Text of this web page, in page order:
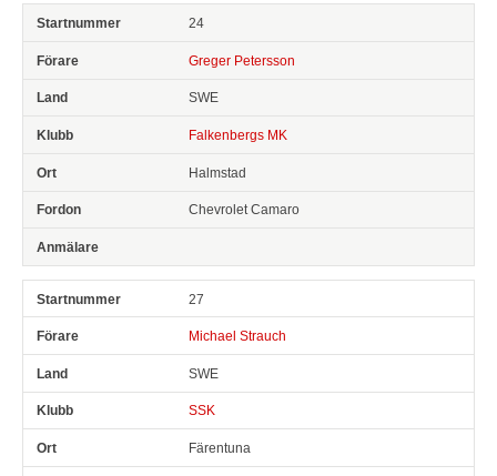
24
Greger Petersson
SWE
Falkenbergs MK
Halmstad
Chevrolet Camaro
27
Michael Strauch
SWE
SSK
Färentuna